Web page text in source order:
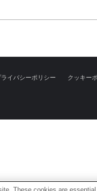
ライバシーポリシー クッキー